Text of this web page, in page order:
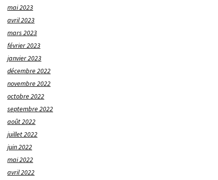
mai 2023
avril 2023
mars 2023
février 2023
janvier 2023
décembre 2022
novembre 2022
octobre 2022
septembre 2022
août 2022
juillet 2022
juin 2022
mai 2022
avril 2022